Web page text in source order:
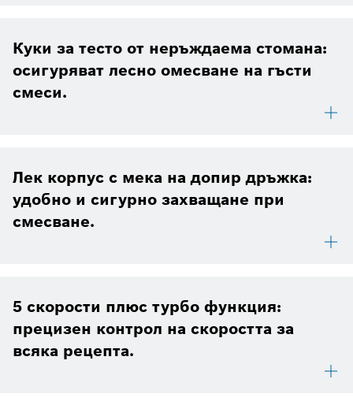
Куки за тесто от неръждаема стомана:
осигуряват лесно омесване на гъсти
смеси.
Лек корпус с мека на допир дръжка:
удобно и сигурно захващане при
смесване.
5 скорости плюс турбо функция:
прецизен контрол на скоростта за
всяка рецепта.